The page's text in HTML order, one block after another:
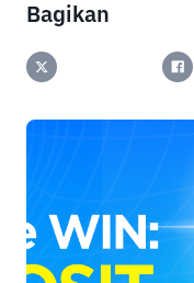
Bagikan